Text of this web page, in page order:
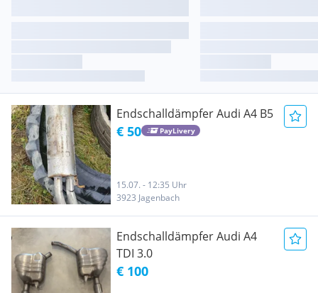
Endschalldämpfer Audi A4 B5
€ 50 PayLivery
15.07. - 12:35 Uhr
3923 Jagenbach
Endschalldämpfer Audi A4
TDI 3.0
€ 100